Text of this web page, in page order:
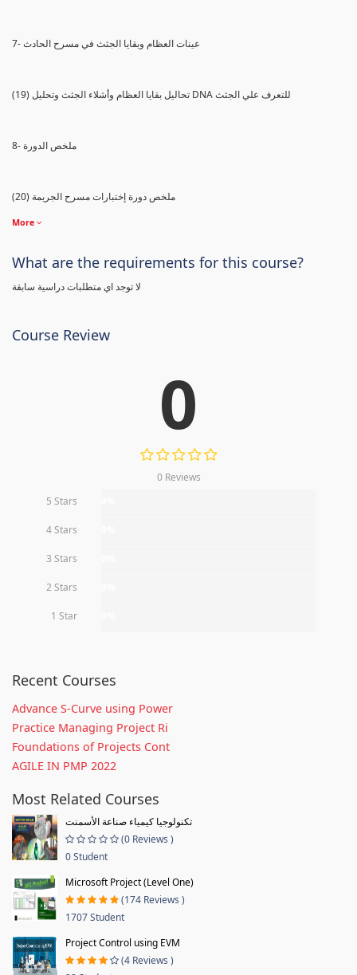
7- عينات العظام وبقايا الجثث في مسرح الحادث
(19) تحاليل بقايا العظام وأشلاء الجثث وتحليل DNA للتعرف علي الجثث
8- ملخص الدورة
(20) ملخص دورة إختبارات مسرح الجريمة
More
What are the requirements for this course?
لا توجد اي متطلبات دراسية سابقة
Course Review
0
0 Reviews
5 Stars
4 Stars
3 Stars
2 Stars
1 Star
Recent Courses
Advance S-Curve using Power
Practice Managing Project Ri
Foundations of Projects Cont
AGILE IN PMP 2022
Most Related Courses
تكنولوجيا كيمياء صناعة الأسمنت
(0 Reviews )
0 Student
Microsoft Project (Level One)
(174 Reviews )
1707 Student
Project Control using EVM
(4 Reviews )